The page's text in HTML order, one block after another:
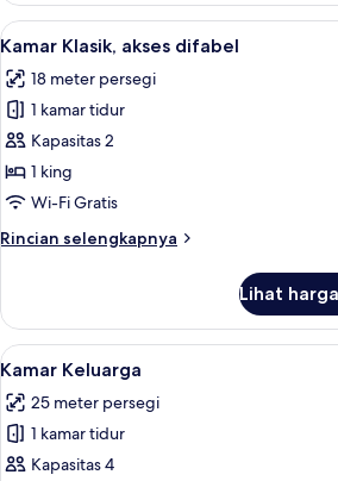
Double
Klasik
Lihat
semua
foto
untuk
Kamar
Klasik,
akses
Kamar
5
Kamar Klasik, akses difabel
18 meter persegi
1 kamar tidur
Kapasitas 2
1 king
Wi-Fi Gratis
Rincian selengkapnya
Rincian
Kamar
Klasik,
akses
Lihat
Lihat
semua
foto
untuk
Kamar
Kamar
4
Kamar Keluarga
25 meter persegi
1 kamar tidur
Kapasitas 4